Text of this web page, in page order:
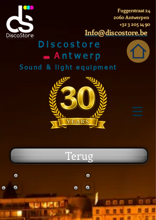
Fuggerstraat 24
2060 Antwerpen
+32 3 205 14 90
Info@discostore.be
Discostore
A ntwerp
Sound & light equipment
Terug